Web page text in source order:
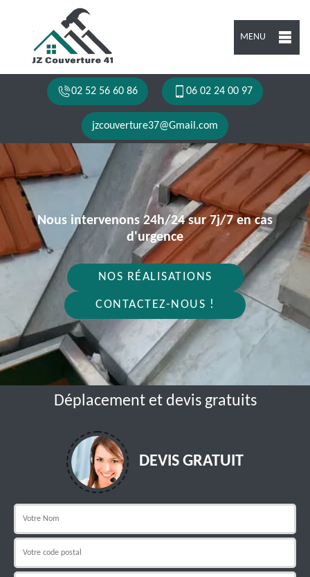
MENU
02 52 56 60 86 06 02 24 00 97
jzcouverture37@Gmail.com
Nous intervenons 24h/24 sur 7j/7 en cas
d'urgence
NOS RÉALISATIONS
CONTACTEZ-NOUS !
Déplacement et devis gratuits
DEVIS GRATUIT